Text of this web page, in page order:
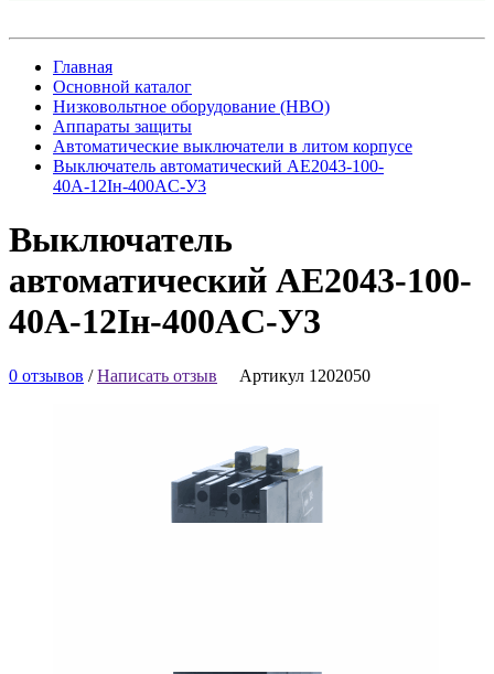
Главная
Основной каталог
Низковольтное оборудование (НВО)
Аппараты защиты
Автоматические выключатели в литом корпусе
Выключатель автоматический АЕ2043-100-
40А-12Iн-400AC-У3
Выключатель
автоматический АЕ2043-100-
40А-12Iн-400AC-У3
0 отзывов /Написать отзыв Артикул 1202050